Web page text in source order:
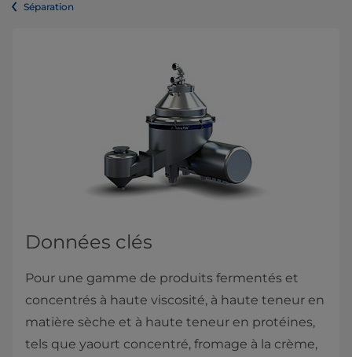
Séparation
Données clés
Pour une gamme de produits fermentés et
concentrés à haute viscosité, à haute teneur en
matière sèche et à haute teneur en protéines,
tels que yaourt concentré, fromage à la crème,